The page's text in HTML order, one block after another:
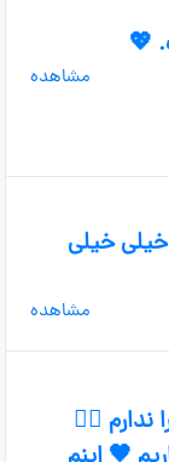
💖
مشاهده
خیلی خیلی
مشاهده
😮‍💨